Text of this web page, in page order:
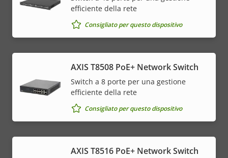
efficiente della rete
Consigliato per questo dispositivo
AXIS T8508 PoE+ Network Switch
Switch a 8 porte per una gestione
efficiente della rete
Consigliato per questo dispositivo
AXIS T8516 PoE+ Network Switch